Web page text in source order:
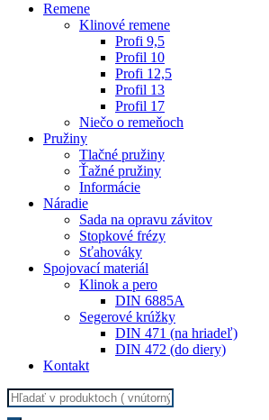
Remene
Klinové remene
Profi 9,5
Profil 10
Profi 12,5
Profil 13
Profil 17
Niečo o remeňoch
Pružiny
Tlačné pružiny
Ťažné pružiny
Informácie
Náradie
Sada na opravu závitov
Stopkové frézy
Sťahováky
Spojovací materiál
Klinok a pero
DIN 6885A
Segerové krúžky
DIN 471 (na hriadeľ)
DIN 472 (do diery)
Kontakt
Search
for: